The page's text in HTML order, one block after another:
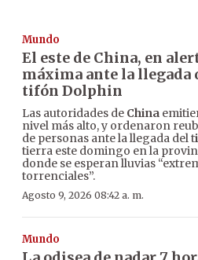
Mundo
El este de China, en
máxima ante la llegada
tifón Dolphin
Las autoridades de China
nivel más alto, y ordenaron
de personas ante la llegada del t
tierra este domingo en la
donde se esperan lluvias
torrenciales”.
Agosto 9, 2026 08:42 a. m.
Mundo